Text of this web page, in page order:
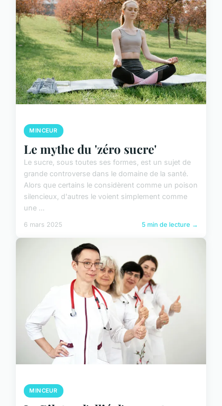
MINCEUR
Le mythe du 'zéro sucre'
Le sucre, sous toutes ses formes, est un sujet de
grande controverse dans le domaine de la santé.
Alors que certains le considèrent comme un poison
silencieux, d'autres le voient simplement comme
une ...
6 mars 2025 5 min de lecture →
MINCEUR